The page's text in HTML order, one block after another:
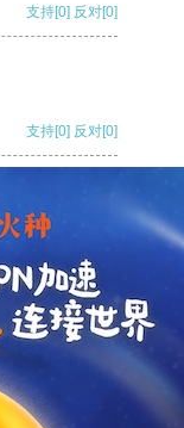
支持[0] 反对[0]
支持[0] 反对[0]
反对